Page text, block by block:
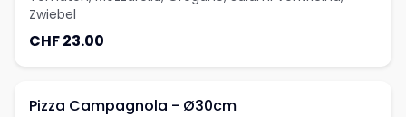
Zwiebel
CHF 23.00
Pizza Campagnola - Ø30cm